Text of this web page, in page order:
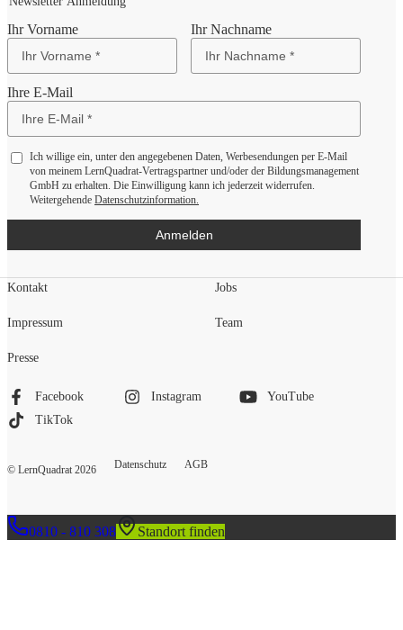
Ihr Vorname Ihr Nachname
Ihre E-Mail
Ich willige ein, unter den angegebenen Daten, Werbesendungen per E-Mail
von meinem LernQuadrat-Vertragspartner und/oder der Bildungsmanagement
GmbH zu erhalten. Die Einwilligung kann ich jederzeit widerrufen.
Weitergehende Datenschutzinformation.
Anmelden
Kontakt
Impressum
Presse
Jobs
Team
Facebook Instagram
YouTube
TikTok
© LernQuadrat 2026 Datenschutz AGB
0810 - 810 308 Standort finden